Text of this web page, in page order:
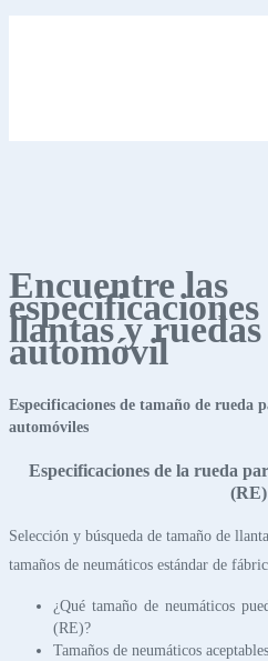
Encuentre las
llantas y
automóvil
Especificaciones de tamaño de rueda
automóviles
Especificaciones de la rueda
(RE)
Selección y búsqueda de tamaño de
tamaños de neumáticos estándar de
¿Qué tamaño de neumáticos
(RE)?
Tamaños de neumáticos